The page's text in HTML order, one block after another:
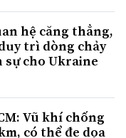
hệ căng thẳng,
trì dòng chảy
cho Ukraine
Vũ khí chống
có thể đe dọa